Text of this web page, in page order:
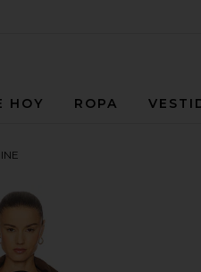
HOY ROPA
x REVOLVE Josephine Coat in